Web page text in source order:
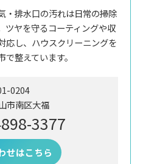
・排水口の汚れは日常の掃除
ツヤを守るコーティングや収
応し、ハウスクリーニングを
整えています。
0204
市南区大福
3377
せはこちら